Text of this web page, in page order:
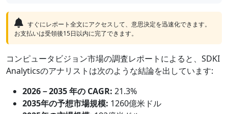
すぐにレポート全文にアクセスして、意思決定を迅速化できます。
お支払いは受領後15日以内に完了できます。
コンピュータビジョン市場の調査レポートによると、SDKI
Analyticsのアナリストは次のような結論を出しています:
2026－2035 年の CAGR: 21.3%
2035年の予想市場規模: 1260億米ドル